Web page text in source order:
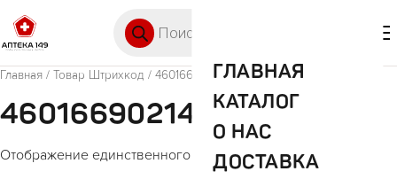
ГЛАВНАЯ
КАТАЛОГ
О НАС
ДОСТАВКА
Главная / Товар Штрихкод / 4601669021427
4601669021427
Отображение единственного товара